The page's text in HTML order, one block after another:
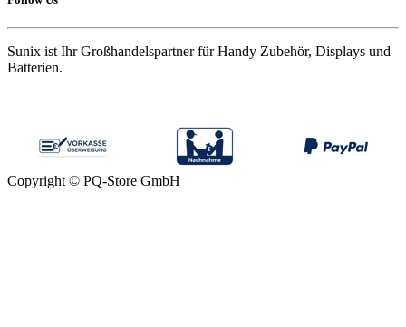
Sunix ist Ihr Großhandelspartner für Handy Zubehör, Displays und
Batterien.
Copyright © PQ-Store GmbH